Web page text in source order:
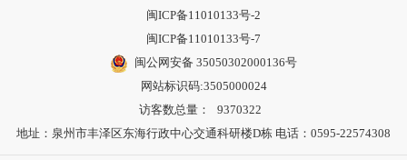
闽ICP备11010133号-2
闽ICP备11010133号-7
闽公网安备 35050302000136号
网站标识码:3505000024
访客数总量：
9370322
地址：泉州市丰泽区东海行政中心交通科研楼D栋 电话：0595-22574308